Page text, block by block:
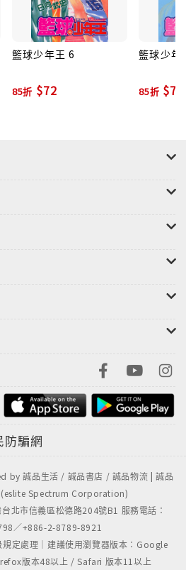
籃球少年王 6
85折 $72
籃球少年
85折 $72
防騙網
by 誠品生活 / 誠品書店 / 誠品物流 | 誠品
(eslite Spectrum Corporation)
北市信義區松德路204號B1 服務電話：
／+886-2-8789-8921
定處理｜建議使用瀏覽器版本：Google
版本48以上 / Safari 版本11以上